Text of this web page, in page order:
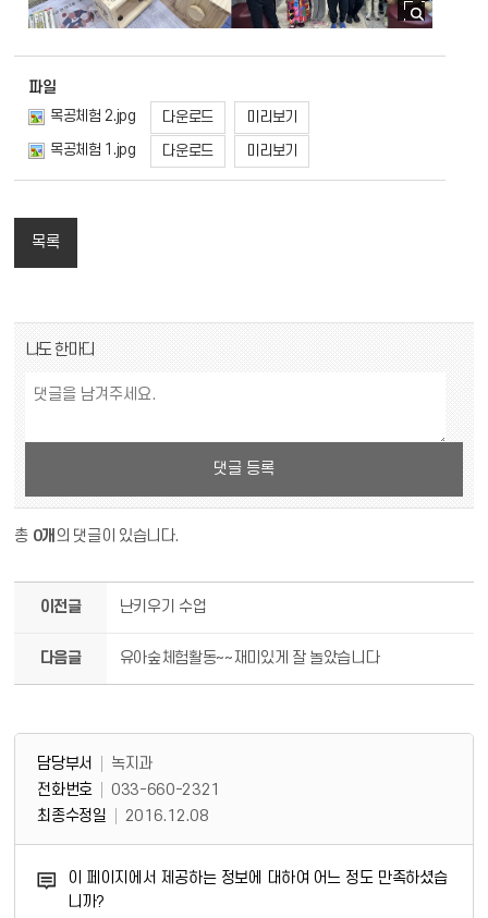
파일
목공체험 2.jpg 다운로드
미리보기
목공체험 1.jpg
다운로드 미리보기
목록
나도 한마디
댓글 등록
총 0개의 댓글이 있습니다.
이전글 난키우기 수업
다음글 유아숲체험활동~~재미있게 잘 놀았습니다
담당부서 정보 & 컨텐츠 만족도 조사 담당부서 정보
담당부서
녹지과
전화번호
033-660-2321
최종수정일
2016.12.08
이 페이지에서 제공하는 정보에 대하여 어느 정도 만족하셨습
니까?